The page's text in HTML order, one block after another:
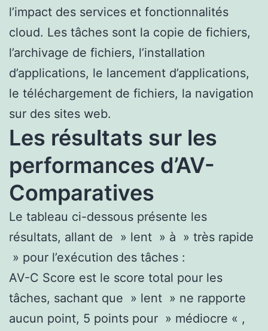
l’impact des services et fonctionnalités
cloud. Les tâches sont la copie de fichiers,
l’archivage de fichiers, l’installation
d’applications, le lancement d’applications,
le téléchargement de fichiers, la navigation
sur des sites web.
Les résultats sur les
performances d’AV-
Comparatives
Le tableau ci-dessous présente les
résultats, allant de » lent » à » très rapide
» pour l’exécution des tâches :
AV-C Score est le score total pour les
tâches, sachant que » lent » ne rapporte
aucun point, 5 points pour » médiocre « ,